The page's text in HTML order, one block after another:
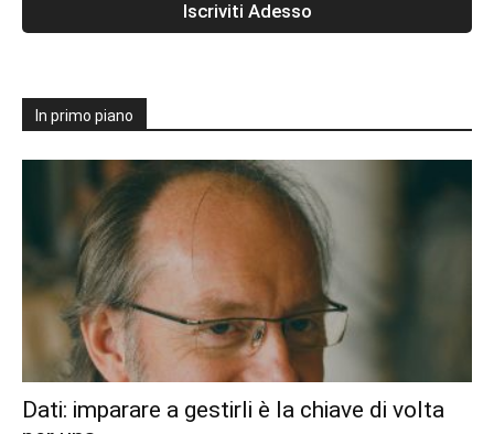
In primo piano
Dati: imparare a gestirli è la chiave di volta